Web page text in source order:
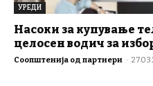
УРЕДИ
Насоки за купување
целосен водич за
Соопштенија од партнери -